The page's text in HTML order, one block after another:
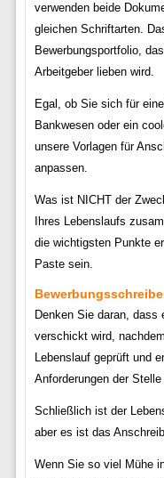
verwenden beide
gleichen Schriftarten.
Bewerbungsportfolio,
Arbeitgeber lieben wird.
Egal, ob Sie sich für
Bankwesen oder ein
unsere Vorlagen für
anpassen.
Was ist NICHT der
Ihres Lebenslaufs
die wichtigsten Punkte
Paste sein.
Denken Sie daran, dass
verschickt wird,
Lebenslauf geprüft und
Anforderungen der
Schließlich ist der
aber es ist das
Wenn Sie so viel Mühe